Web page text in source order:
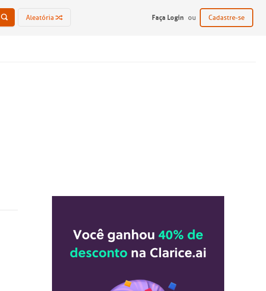
Aleatória Faça Login ou Cadastre-se